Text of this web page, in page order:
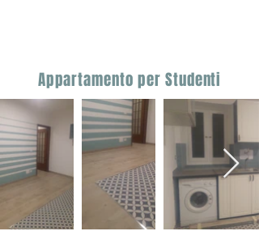
Appartamento per Studenti